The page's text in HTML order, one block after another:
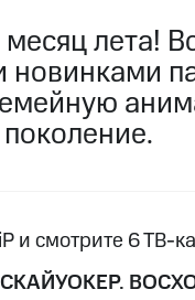
Финансы
Гудок Мой МТС
музыка и
доступ к
нашем
лета!
и смотрите 6 ТВ-